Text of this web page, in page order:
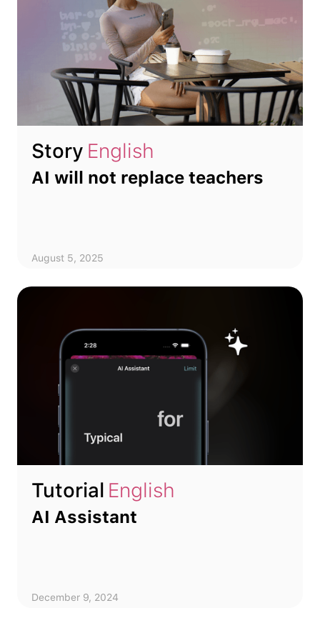
Story English
AI will not replace teachers
August 5, 2025
Tutorial English
AI Assistant
December 9, 2024